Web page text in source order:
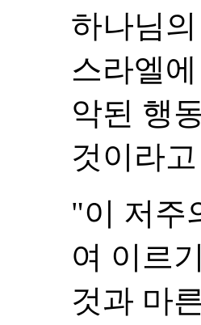
하나님
스라엘
악된 행
것이라
"이 저주
여 이르
것과 마